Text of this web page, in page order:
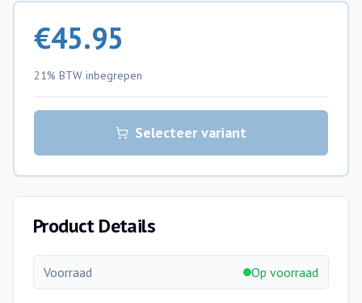
€45.95
21% BTW inbegrepen
Selecteer variant
Product Details
Voorraad Op voorraad